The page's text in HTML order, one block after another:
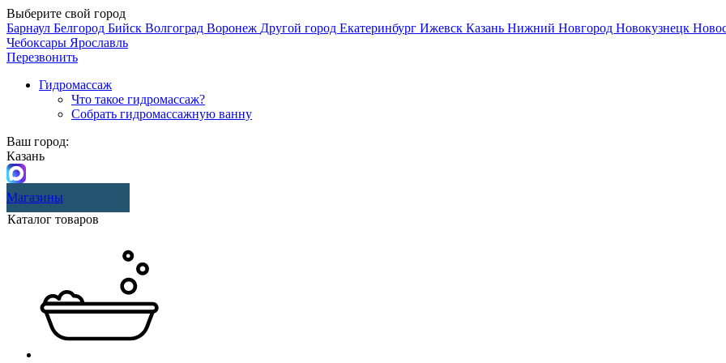
Выберите свой город
Барнаул Белгород Бийск Волгоград Воронеж Другой город Екатеринбург Ижевск Казань Нижний Новгород Новокузнецк
Чебоксары Ярославль
Перезвонить
Гидромассаж
Что такое гидромассаж?
Собрать гидромассажную ванну
Ваш город:
Казань
Магазины
Каталог товаров